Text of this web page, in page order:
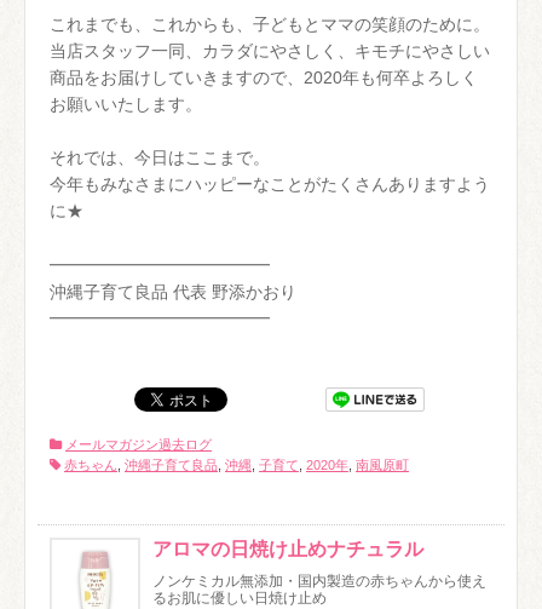
これまでも、これからも、子どもとママの笑顔のために。
当店スタッフ一同、カラダにやさしく、キモチにやさしい
商品をお届けしていきますので、2020年も何卒よろしく
お願いいたします。
それでは、今日はここまで。
今年もみなさまにハッピーなことがたくさんありますよう
に★
━━━━━━━━━━━━━
沖縄子育て良品 代表 野添かおり
━━━━━━━━━━━━━
メールマガジン過去ログ
赤ちゃん 沖縄子育て良品 沖縄 子育て 2020年 南風原町
アロマの日焼け止めナチュラル
ノンケミカル無添加・国内製造の赤ちゃんから使え
るお肌に優しい日焼け止め